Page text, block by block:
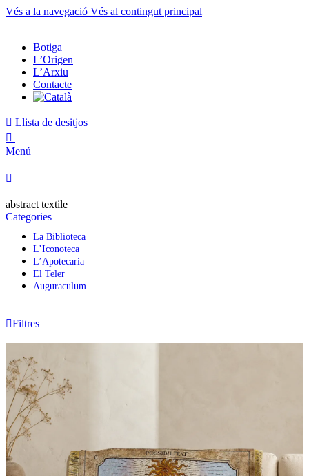
Vés a la navegació Vés al contingut principal
Botiga
L’Origen
L’Arxiu
Contacte
Llista de desitjos
Menú
abstract textile
Categories
La Biblioteca
L’Iconoteca
L’Apotecaria
El Teler
Auguraculum
Filtres